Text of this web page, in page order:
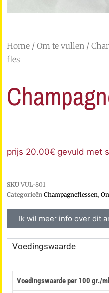
Home / Om te vullen /
fles
prijs 20.00€ gevuld met
SKU VUL-801
Categorieën Champagneflessen,
Ik wil meer info over dit
Voedingswaarde
Voedingswaarde per 100 gr./